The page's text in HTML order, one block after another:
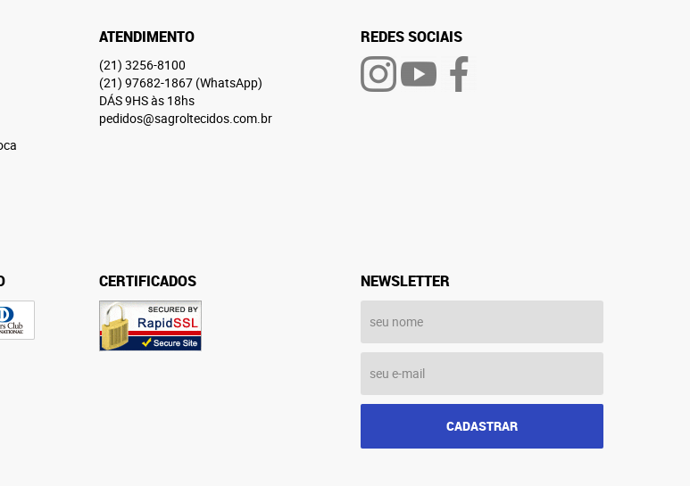
ATENDIMENTO
(21) 3256-8100
(21) 97682-1867 (WhatsApp)
DÁS 9HS às 18hs
pedidos@sagroltecidos.com.br
REDES SOCIAIS
CERTIFICADOS NEWSLETTER
CADASTRAR